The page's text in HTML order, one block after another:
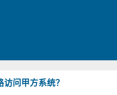
问甲方系统？